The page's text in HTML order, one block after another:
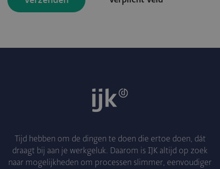
Tijd hebben om de dingen te doen die ertoe doen, dát
draagt bij aan je werkgeluk. Daarom is IJK altijd op zoek
naar mogelijkheden om processen slimmer, eenvoudiger